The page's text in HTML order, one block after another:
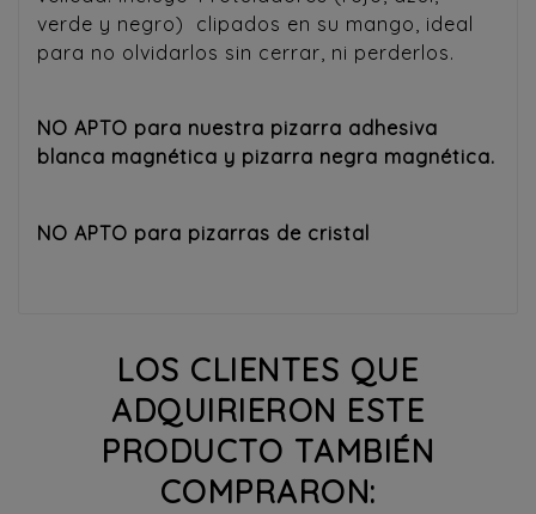
verde y negro) clipados en su mango, ideal
para no olvidarlos sin cerrar, ni perderlos.
NO APTO para nuestra pizarra adhesiva
blanca magnética y pizarra negra magnética.
NO APTO para pizarras de cristal
LOS CLIENTES QUE
ADQUIRIERON ESTE
PRODUCTO TAMBIÉN
COMPRARON: